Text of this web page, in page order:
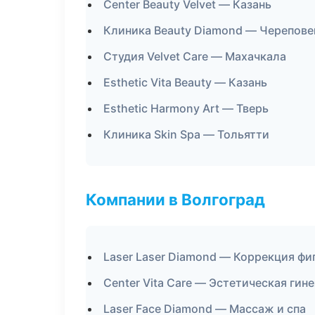
Center Beauty Velvet — Казань
Клиника Beauty Diamond —
Студия Velvet Care — Махачкала
Esthetic Vita Beauty — Казань
Esthetic Harmony Art — Тверь
Клиника Skin Spa — Тольятти
Компании в Волгоград
Laser Laser Diamond — Коррекция
Center Vita Care — Эстетическая
Laser Face Diamond — Массаж и спа